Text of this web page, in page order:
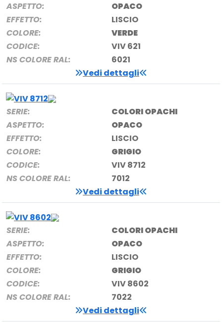
ASPETTO:
OPACO
EFFETTO:
LISCIO
COLORE:
VERDE
CODICE:
VIV 621
NS COLORE RAL:
6021
Vedi dettagli
SERIE:
COLORI OPACHI
ASPETTO:
OPACO
EFFETTO:
LISCIO
COLORE:
GRIGIO
CODICE:
VIV 8712
NS COLORE RAL:
7012
Vedi dettagli
SERIE:
COLORI OPACHI
ASPETTO:
OPACO
EFFETTO:
LISCIO
COLORE:
GRIGIO
CODICE:
VIV 8602
NS COLORE RAL:
7022
Vedi dettagli